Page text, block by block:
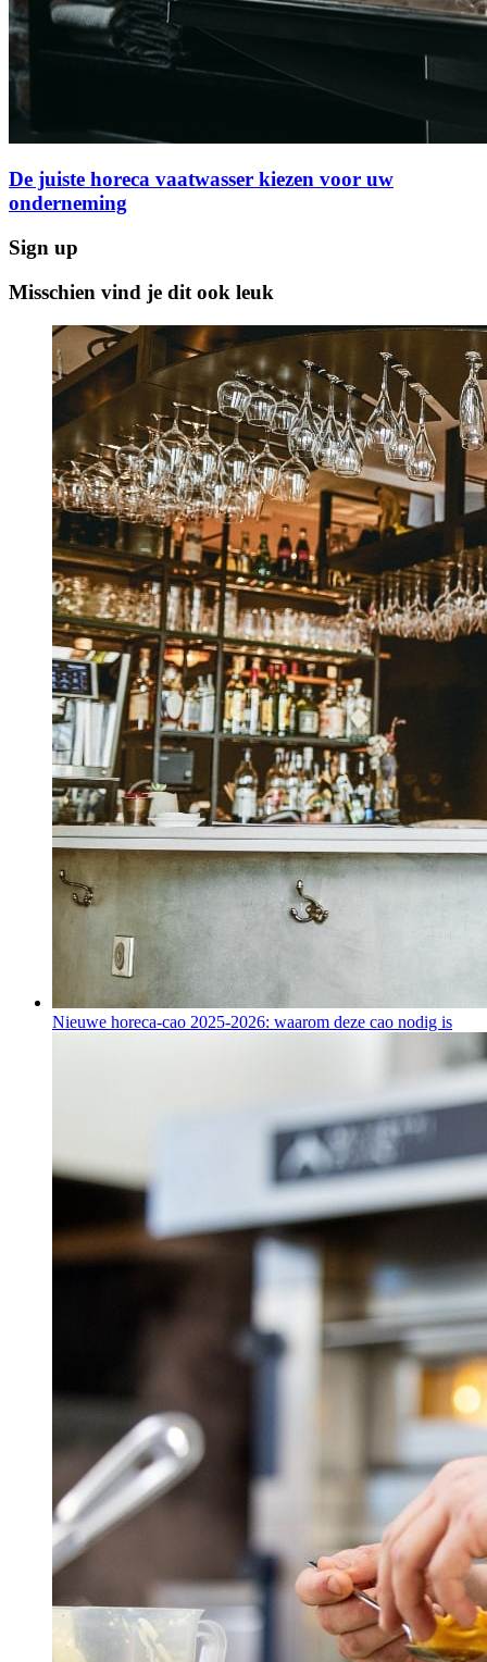
De juiste horeca vaatwasser kiezen voor uw
onderneming
Sign up
Misschien vind je dit ook leuk
Nieuwe horeca-cao 2025-2026: waarom deze cao nodig is